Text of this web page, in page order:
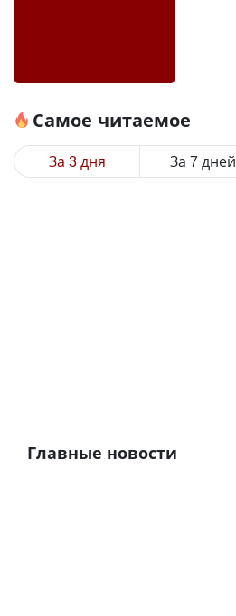
Самое читаемое
За 3 дня За 7 дней
Главные новости